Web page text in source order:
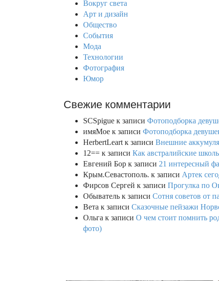
Вокруг света
Арт и дизайн
Общество
События
Мода
Технологии
Фотография
Юмор
Свежие комментарии
SCSpigue к записи Фотоподборка
имяМое к записи Фотоподборка
HerbertLeart к записи Внешние
12== к записи Как австралийские
Евгений Бор к записи 21 интересный
Крым.Севастополь. к записи Артек
Фирсов Сергей к записи Прогулка по
Обыватель к записи Сотня советов от
Вета к записи Сказочные пейзажи
Ольга к записи О чем стоит помнить
фото)